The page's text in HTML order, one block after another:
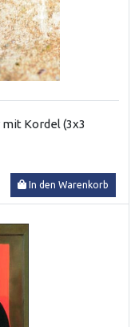
Kordel (3x3
In den Warenkorb